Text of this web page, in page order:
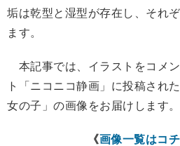
垢は乾型と湿型が存在し、それ
ます。
本記事では、イラストをコメ
ト「ニコニコ静画」に投稿され
女の子」の画像をお届けします。
《画像一覧はコ